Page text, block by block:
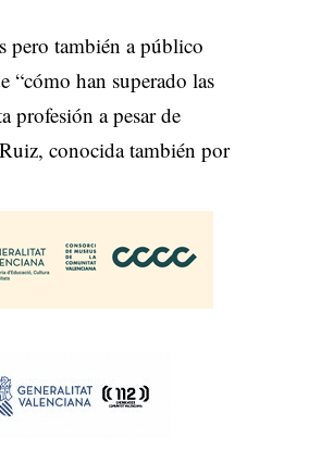
pero también a público
“cómo han superado las
profesión a pesar de
conocida también por